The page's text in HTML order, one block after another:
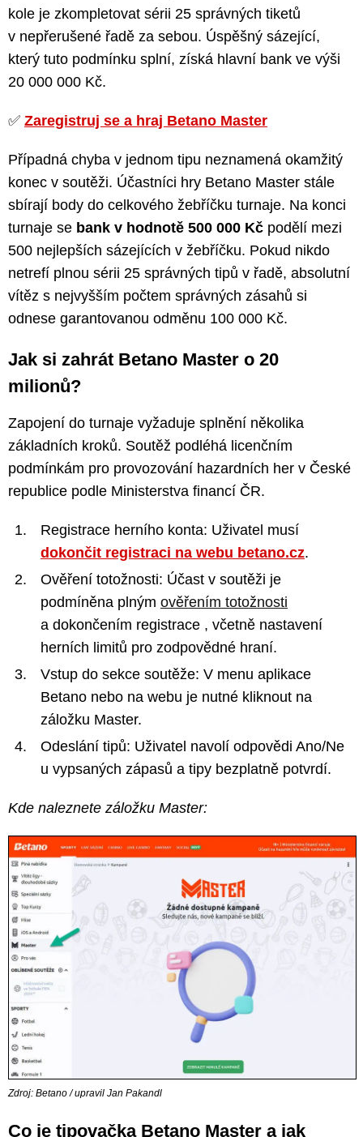
kole je zkompletovat sérii 25 správných tiketů
v nepřerušené řadě za sebou. Úspěšný sázející,
který tuto podmínku splní, získá hlavní bank ve výši
20 000 000 Kč.
✅ Zaregistruj se a hraj Betano Master
Případná chyba v jednom tipu neznamená okamžitý
konec v soutěži. Účastníci hry Betano Master stále
sbírají body do celkového žebříčku turnaje. Na konci
turnaje se bank v hodnotě 500 000 Kč podělí mezi
500 nejlepších sázejících v žebříčku. Pokud nikdo
netrefí plnou sérii 25 správných tipů v řadě, absolutní
vítěz s nejvyšším počtem správných zásahů si
odnese garantovanou odměnu 100 000 Kč.
Jak si zahrát Betano Master o 20
milionů?
Zapojení do turnaje vyžaduje splnění několika
základních kroků. Soutěž podléhá licenčním
podmínkám pro provozování hazardních her v České
republice podle Ministerstva financí ČR.
Registrace herního konta: Uživatel musí
dokončit registraci na webu betano.cz.
Ověření totožnosti: Účast v soutěži je
podmíněna plným ověřením totožnosti
a dokončením registrace , včetně nastavení
herních limitů pro zodpovědné hraní.
Vstup do sekce soutěže: V menu aplikace
Betano nebo na webu je nutné kliknout na
záložku Master.
Odeslání tipů: Uživatel navolí odpovědi Ano/Ne
u vypsaných zápasů a tipy bezplatně potvrdí.
Kde naleznete záložku Master:
Zdroj: Betano / upravil Jan Pakandl
Co je tipovačka Betano Master a jak